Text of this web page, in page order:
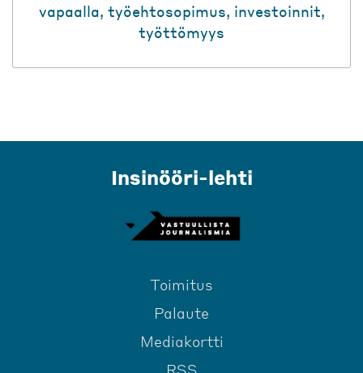
vapaalla, työehtosopimus, investoinnit,
työttömyys
Insinööri-lehti
Toimitus
Palaute
Mediakortti
RSS